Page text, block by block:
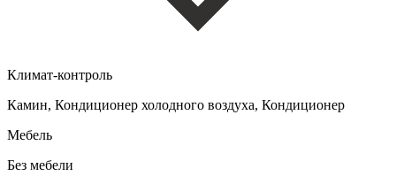
Климат-контроль
Камин, Кондиционер холодного воздуха, Кондиционер
Мебель
Без мебели